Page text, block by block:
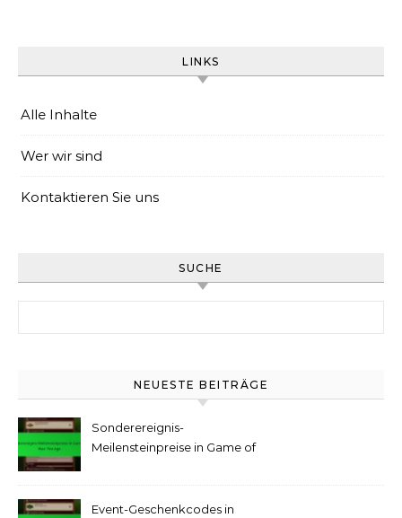
LINKS
Alle Inhalte
Wer wir sind
Kontaktieren Sie uns
SUCHE
NEUESTE BEITRÄGE
Sonderereignis-
Meilensteinpreise in Game of
Event-Geschenkcodes in